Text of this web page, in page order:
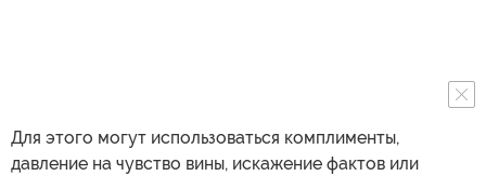
Для этого могут использоваться комплименты,
давление на чувство вины, искажение фактов или